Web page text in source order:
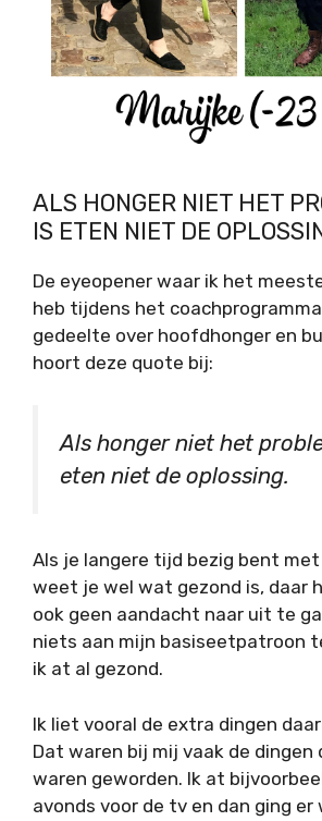
ALS HONGER NIET HET
IS ETEN NIET DE
De eyeopener waar ik het
heb tijdens het
gedeelte over hoofdhonger en
hoort deze quote bij:
Als honger niet het
eten niet de oplossing.
Als je langere tijd bezig bent
weet je wel wat gezond is, daar
ook geen aandacht naar uit te
niets aan mijn basiseetpatroon
ik at al gezond.
Ik liet vooral de extra dingen
Dat waren bij mij vaak de dingen
waren geworden. Ik at
avonds voor de tv en dan ging er